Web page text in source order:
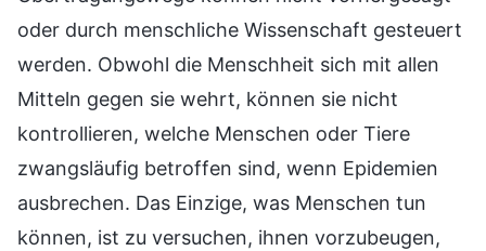
oder durch menschliche Wissenschaft gesteuert
werden. Obwohl die Menschheit sich mit allen
Mitteln gegen sie wehrt, können sie nicht
kontrollieren, welche Menschen oder Tiere
zwangsläufig betroffen sind, wenn Epidemien
ausbrechen. Das Einzige, was Menschen tun
können, ist zu versuchen, ihnen vorzubeugen,